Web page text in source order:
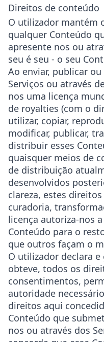
Direitos de conteúdo
O utilizador mantém
qualquer Conteúdo
apresente nos ou
seu é seu - o seu
Ao enviar, publicar
Serviços ou através
nos uma licença
de royalties (com o
utilizar, copiar,
modificar, publicar,
distribuir esses
quaisquer meios de
de distribuição
desenvolvidos
clareza, estes
curadoria,
licença autoriza-nos
Conteúdo para o
que outros façam o
O utilizador declara
obteve, todos os
consentimentos,
autoridade
direitos aqui
Conteúdo que
nos ou através dos